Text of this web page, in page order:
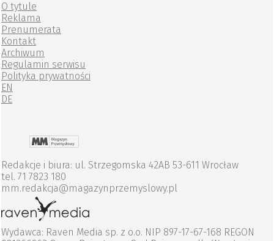
O tytule
Reklama
Prenumerata
Kontakt
Archiwum
Regulamin serwisu
Polityka prywatności
EN
DE
Redakcje i biura: ul. Strzegomska 42AB 53-611 Wrocław
tel. 71 7823 180
mm.redakcja@magazynprzemyslowy.pl
Wydawca: Raven Media sp. z o.o. NIP 897-17-67-168 REGON